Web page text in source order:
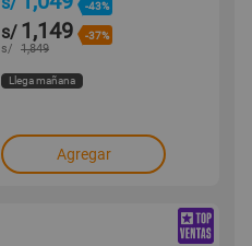
-43%
s/ 1,149 -37%
s/ 1,849
Llega mañana
Agregar